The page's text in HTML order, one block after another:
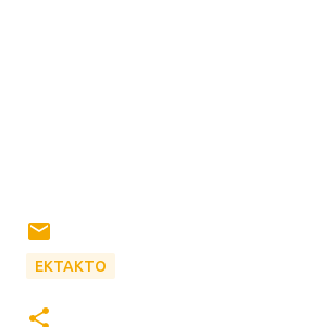
ΕΚΤΑΚΤΟ